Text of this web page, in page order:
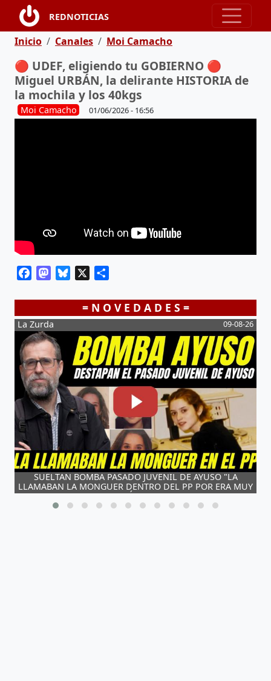
Pasar al contenido principal
REDNOTICIAS
Ruta de navegación
Inicio Canales Moi Camacho
🔴 UDEF, eligiendo tu GOBIERNO 🔴
Miguel URBÁN, la delirante HISTORIA de
la mochila y los 40kgs
Moi Camacho 01/06/2026 - 16:56
FacebookMastodon
Bluesky
= N O V E D A D E S =
DE AYUSO "LA
DEL PP POR ERA MUY
El partido NAZI de España